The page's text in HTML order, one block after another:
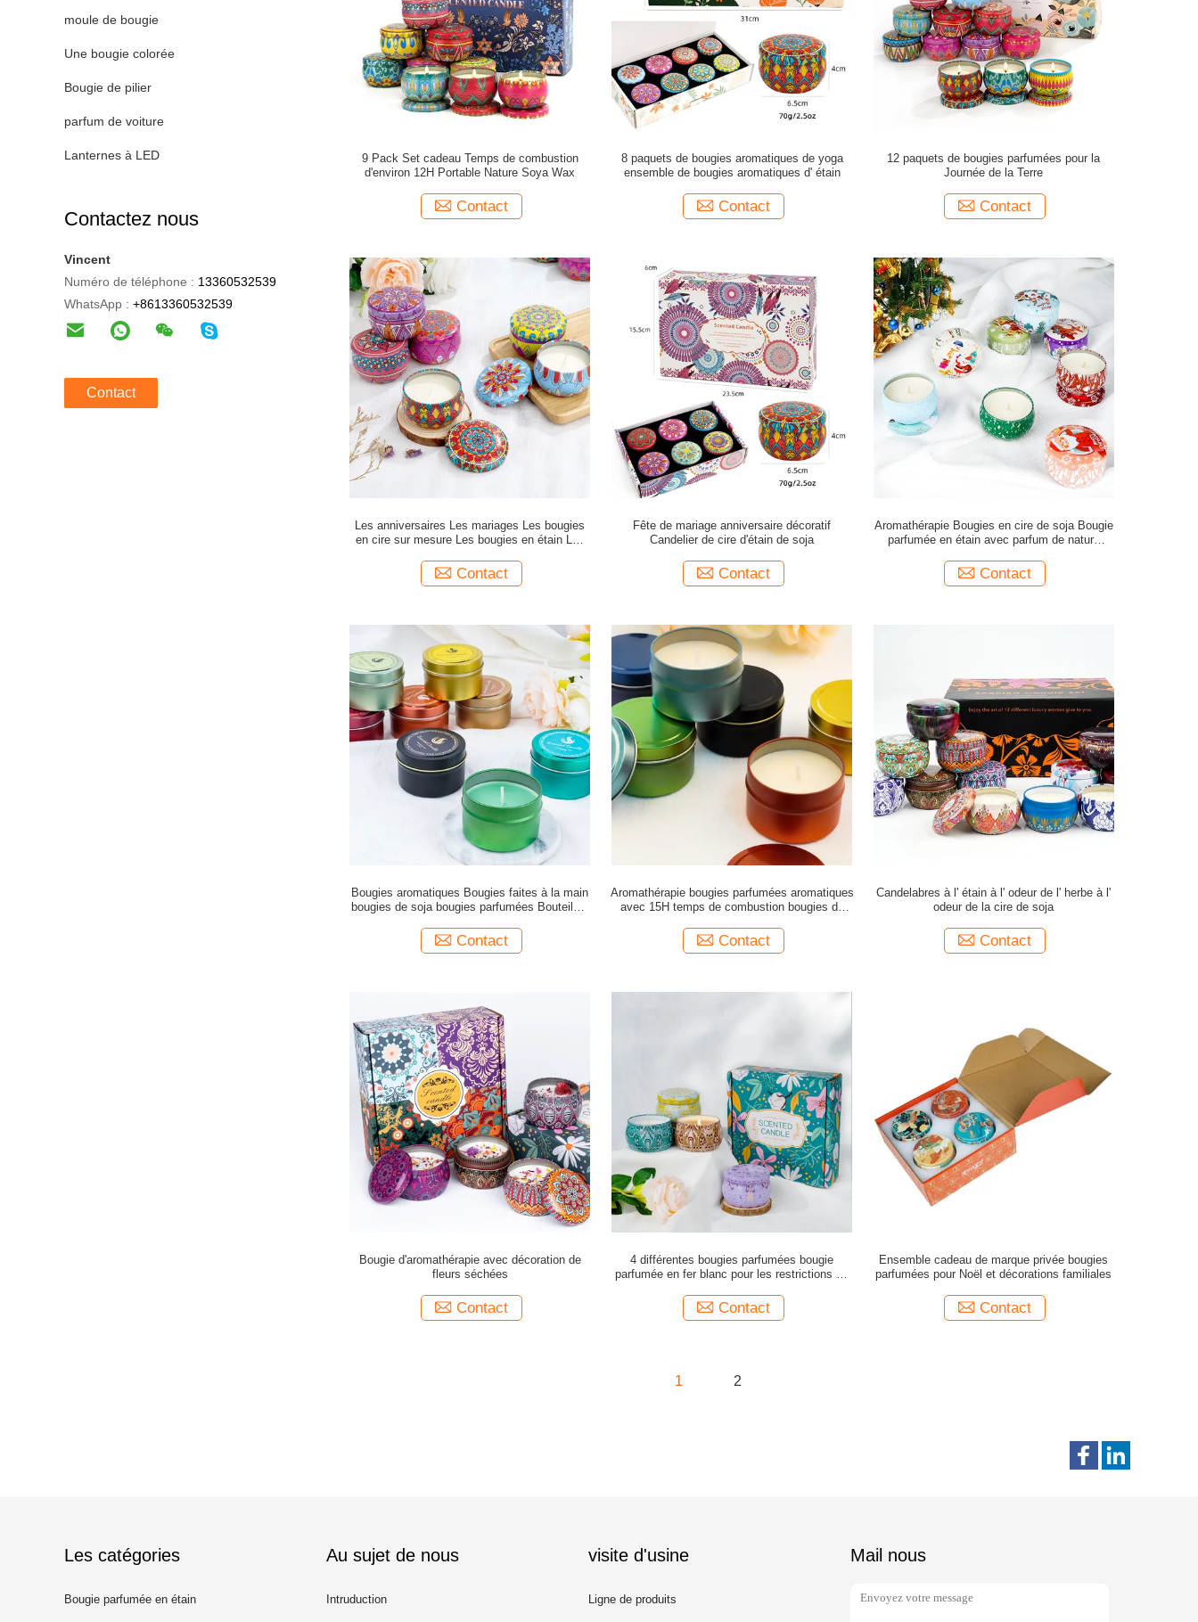
moule de bougie
Une bougie colorée
Bougie de pilier
parfum de voiture
Lanternes à LED
Contactez nous
Vincent
Numéro de téléphone : 13360532539
WhatsApp : +8613360532539
Contact
9 Pack Set cadeau Temps de combustion
d'environ 12H Portable Nature Soya Wax
Contact
8 paquets de bougies aromatiques de yoga
ensemble de bougies aromatiques d' étain
Contact
12 paquets de bougies parfumées pour la
Journée de la Terre
Contact
Les anniversaires Les mariages Les bougies
en cire sur mesure Les bougies en étain Les
lavande Luxe Spirituel
Contact
Fête de mariage anniversaire décoratif
Candelier de cire d'étain de soja
Contact
Aromathérapie Bougies en cire de soja Bougie
parfumée en étain avec parfum de nature
Contact
Bougies aromatiques Bougies faites à la main
bougies de soja bougies parfumées Bouteilles
Contact
Aromathérapie bougies parfumées aromatiques
avec 15H temps de combustion bougies de
Contact
Candelabres à l' étain à l' odeur de l' herbe à l'
odeur de la cire de soja
Contact
Bougie d'aromathérapie avec décoration de
fleurs séchées
Contact
4 différentes bougies parfumées bougie
parfumée en fer blanc pour les restrictions de
Contact
Ensemble cadeau de marque privée bougies
parfumées pour Noël et décorations familiales
Contact
1 2
Les catégories
Bougie parfumée en étain
Au sujet de nous
Intruduction
visite d'usine
Ligne de produits
Mail nous